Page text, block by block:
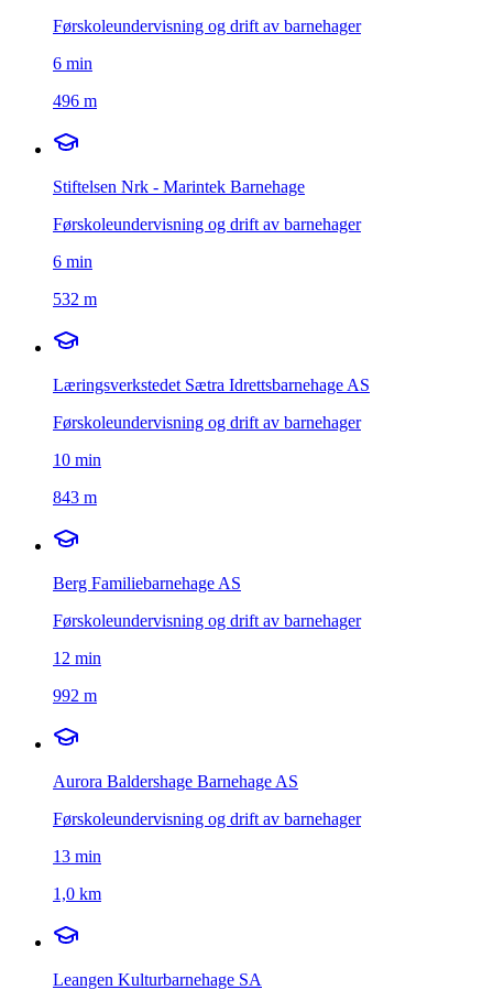
Førskoleundervisning og drift av barnehager
6 min
496 m
Stiftelsen Nrk - Marintek Barnehage
Førskoleundervisning og drift av barnehager
6 min
532 m
Læringsverkstedet Sætra Idrettsbarnehage AS
Førskoleundervisning og drift av barnehager
10 min
843 m
Berg Familiebarnehage AS
Førskoleundervisning og drift av barnehager
12 min
992 m
Aurora Baldershage Barnehage AS
Førskoleundervisning og drift av barnehager
13 min
1,0 km
Leangen Kulturbarnehage SA